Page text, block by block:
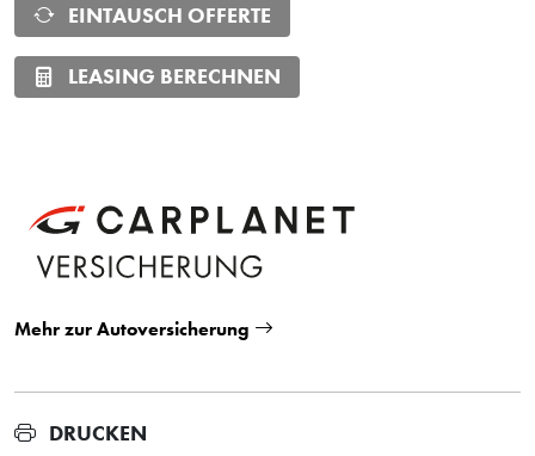
EINTAUSCH OFFERTE
LEASING BERECHNEN
Mehr zur Autoversicherung
DRUCKEN